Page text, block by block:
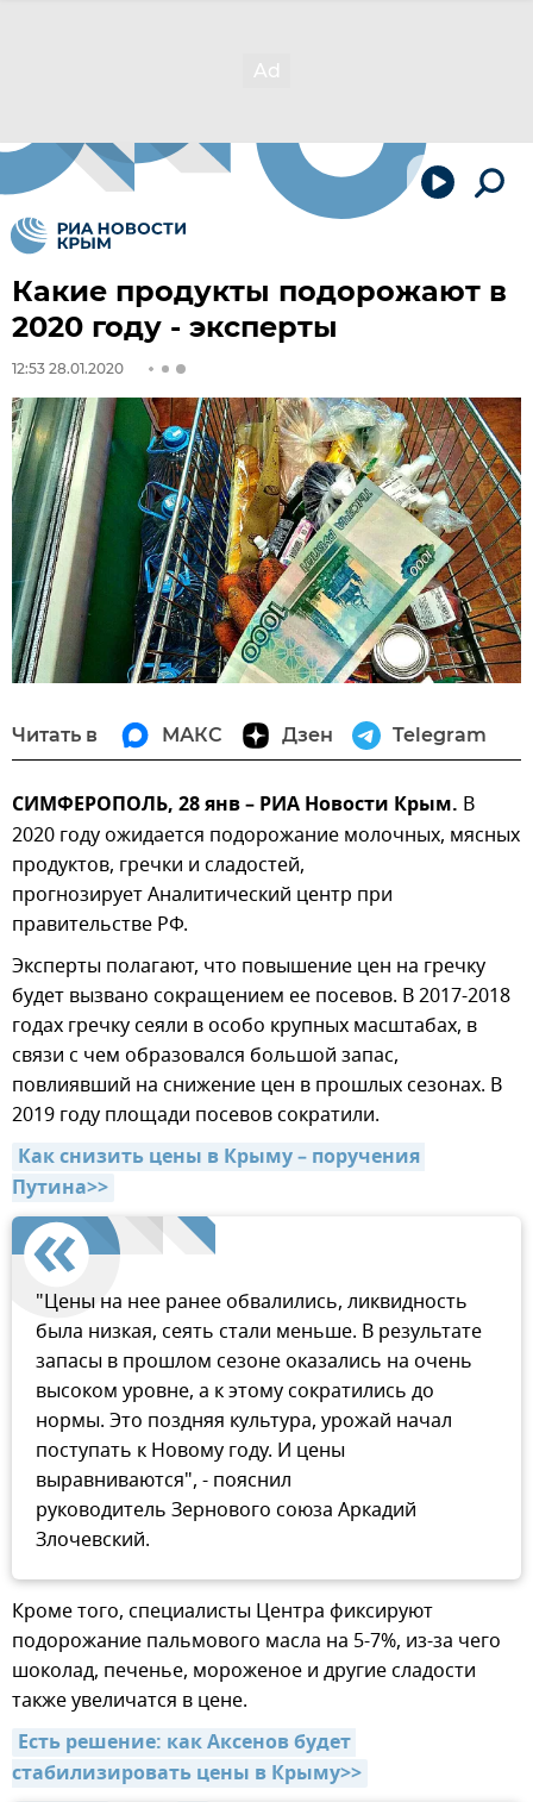
Какие продукты подорожают в
2020 году - эксперты
12:53 28.01.2020
Читать в МАКС Дзен Telegram
СИМФЕРОПОЛЬ, 28 янв – РИА Новости Крым. В
2020 году ожидается подорожание молочных, мясных
продуктов, гречки и сладостей,
прогнозирует Аналитический центр при
правительстве РФ.
Эксперты полагают, что повышение цен на гречку
будет вызвано сокращением ее посевов. В 2017-2018
годах гречку сеяли в особо крупных масштабах, в
связи с чем образовался большой запас,
повлиявший на снижение цен в прошлых сезонах. В
2019 году площади посевов сократили.
Как снизить цены в Крыму – поручения
Путина>>
"Цены на нее ранее обвалились, ликвидность
была низкая, сеять стали меньше. В результате
запасы в прошлом сезоне оказались на очень
высоком уровне, а к этому сократились до
нормы. Это поздняя культура, урожай начал
поступать к Новому году. И цены
выравниваются", - пояснил
руководитель Зернового союза Аркадий
Злочевский.
Кроме того, специалисты Центра фиксируют
подорожание пальмового масла на 5-7%, из-за чего
шоколад, печенье, мороженое и другие сладости
также увеличатся в цене.
Есть решение: как Аксенов будет
стабилизировать цены в Крыму>>